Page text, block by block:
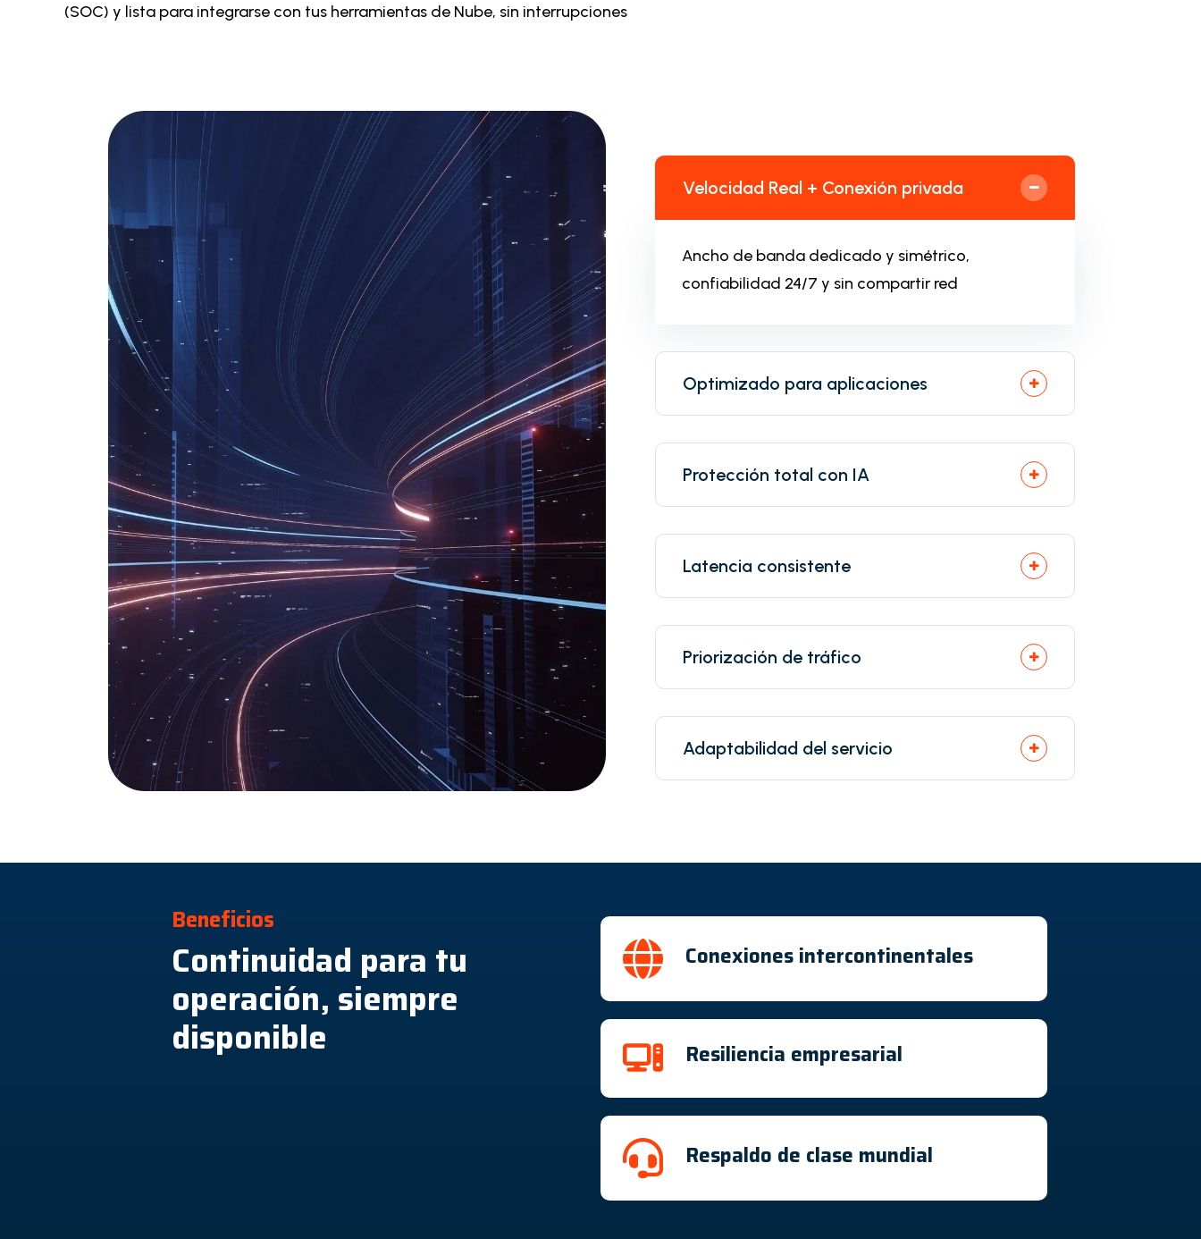
(SOC) y lista para integrarse con tus herramientas de Nube, sin interrupciones
Velocidad Real + Conexión privada
Ancho de banda dedicado y simétrico,
confiabilidad 24/7 y sin compartir red
Optimizado para aplicaciones
Protección total con IA
Latencia consistente
Priorización de tráfico
Adaptabilidad del servicio
Beneficios
Continuidad para tu
operación, siempre
disponible
Conexiones intercontinentales
Resiliencia empresarial
Respaldo de clase mundial